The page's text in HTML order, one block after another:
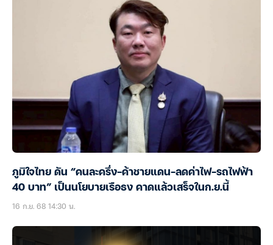
ภูมิใจไทย ดัน “คนละครึ่ง-ค้าชายแดน-ลดค่าไฟ-รถไฟฟ้า
40 บาท” เป็นนโยบายเรือธง คาดแล้วเสร็จในก.ย.นี้
16 ก.ย. 68 14:30 น.